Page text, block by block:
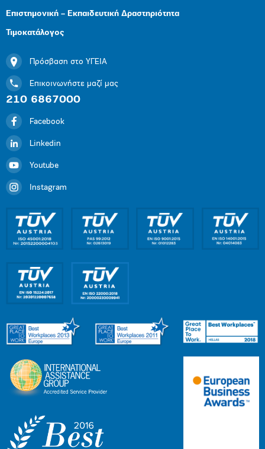
Επιστημονική – Εκπαιδευτική Δραστηριότητα
Τιμοκατάλογος
Πρόσβαση στο ΥΓΕΙΑ
Επικοινωνήστε μαζί μας
210 6867000
Facebook
Linkedin
Youtube
Instagram